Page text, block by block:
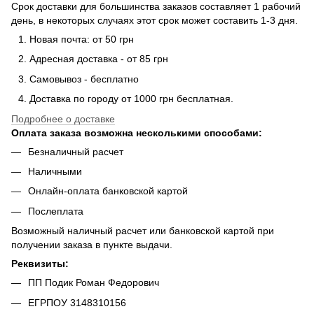
Срок доставки для большинства заказов составляет 1 рабочий
день, в некоторых случаях этот срок может составить 1-3 дня.
Новая почта: от 50 грн
Адресная доставка - от 85 грн
Самовывоз - бесплатно
Доставка по городу от 1000 грн бесплатная.
Подробнее о доставке
Оплата заказа возможна несколькими способами:
Безналичный расчет
Наличными
Онлайн-оплата банковской картой
Послеплата
Возможный наличный расчет или банковской картой при
получении заказа в пункте выдачи.
Реквизиты:
ПП Подик Роман Федорович
ЕГРПОУ 3148310156